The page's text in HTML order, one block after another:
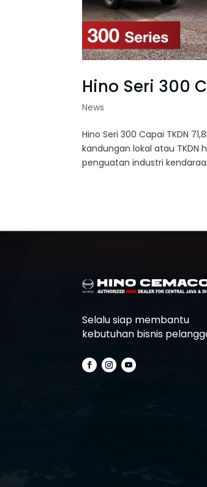
Hino Seri 300
News
Hino Seri 300 Capai TKDN
kandungan lokal atau TKDN
penguatan industri
Selalu siap membantu
kebutuhan bisnis